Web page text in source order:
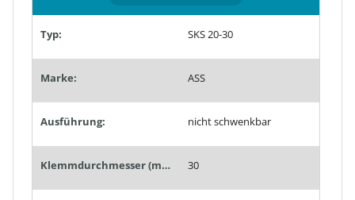
Typ: SKS 20-30
Marke: ASS
Ausführung: nicht schwenkbar
Klemmdurchmesser (mm): 30